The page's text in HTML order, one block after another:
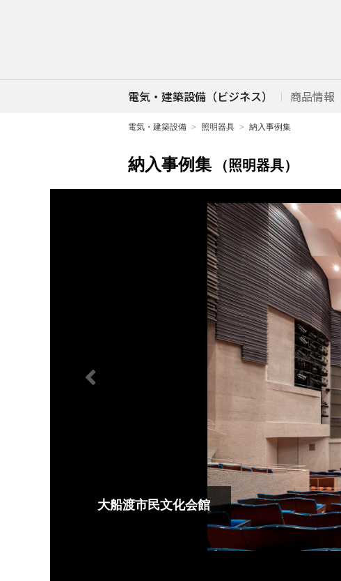
電気・建築設備（ビジネス） 商品情報
電気・建築設備 照明器具 納入事例集
納入事例集 （照明器具）
大船渡市民文化会館